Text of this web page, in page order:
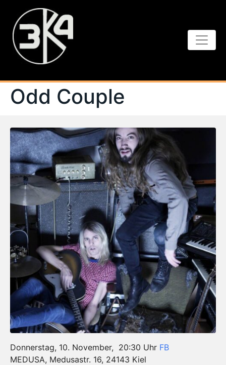
Odd Couple
Donnerstag, 10. November, 20:30 Uhr FB
MEDUSA, Medusastr. 16, 24143 Kiel